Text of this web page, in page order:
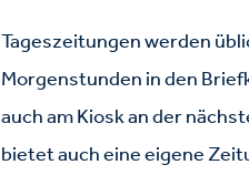
Tageszeitungen werden
Morgenstunden in den
auch am Kiosk an der
bietet auch eine eigene